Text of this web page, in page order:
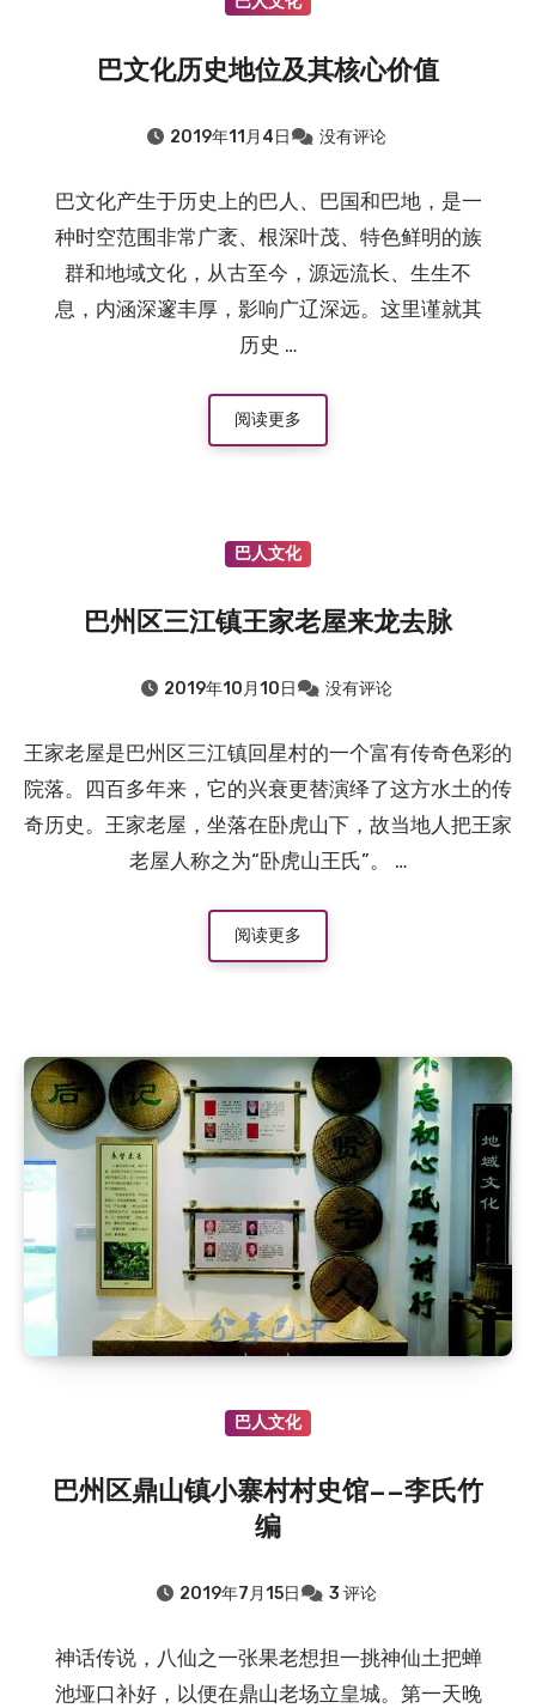
巴文化历史地位及其核心价值
2019年11月4日 没有评论
巴文化产生于历史上的巴人、巴国和巴地，是一
种时空范围非常广袤、根深叶茂、特色鲜明的族
群和地域文化，从古至今，源远流长、生生不
息，内涵深邃丰厚，影响广辽深远。这里谨就其
历史 …
阅读更多
巴人文化
巴州区三江镇王家老屋来龙去脉
2019年10月10日 没有评论
王家老屋是巴州区三江镇回星村的一个富有传奇色彩的
院落。四百多年来，它的兴衰更替演绎了这方水土的传
奇历史。王家老屋，坐落在卧虎山下，故当地人把王家
老屋人称之为“卧虎山王氏”。 …
阅读更多
巴人文化
巴州区鼎山镇小寨村村史馆——李氏竹
编
2019年7月15日 3 评论
神话传说，八仙之一张果老想担一挑神仙土把蝉
池垭口补好，以便在鼎山老场立皇城。第一天晚